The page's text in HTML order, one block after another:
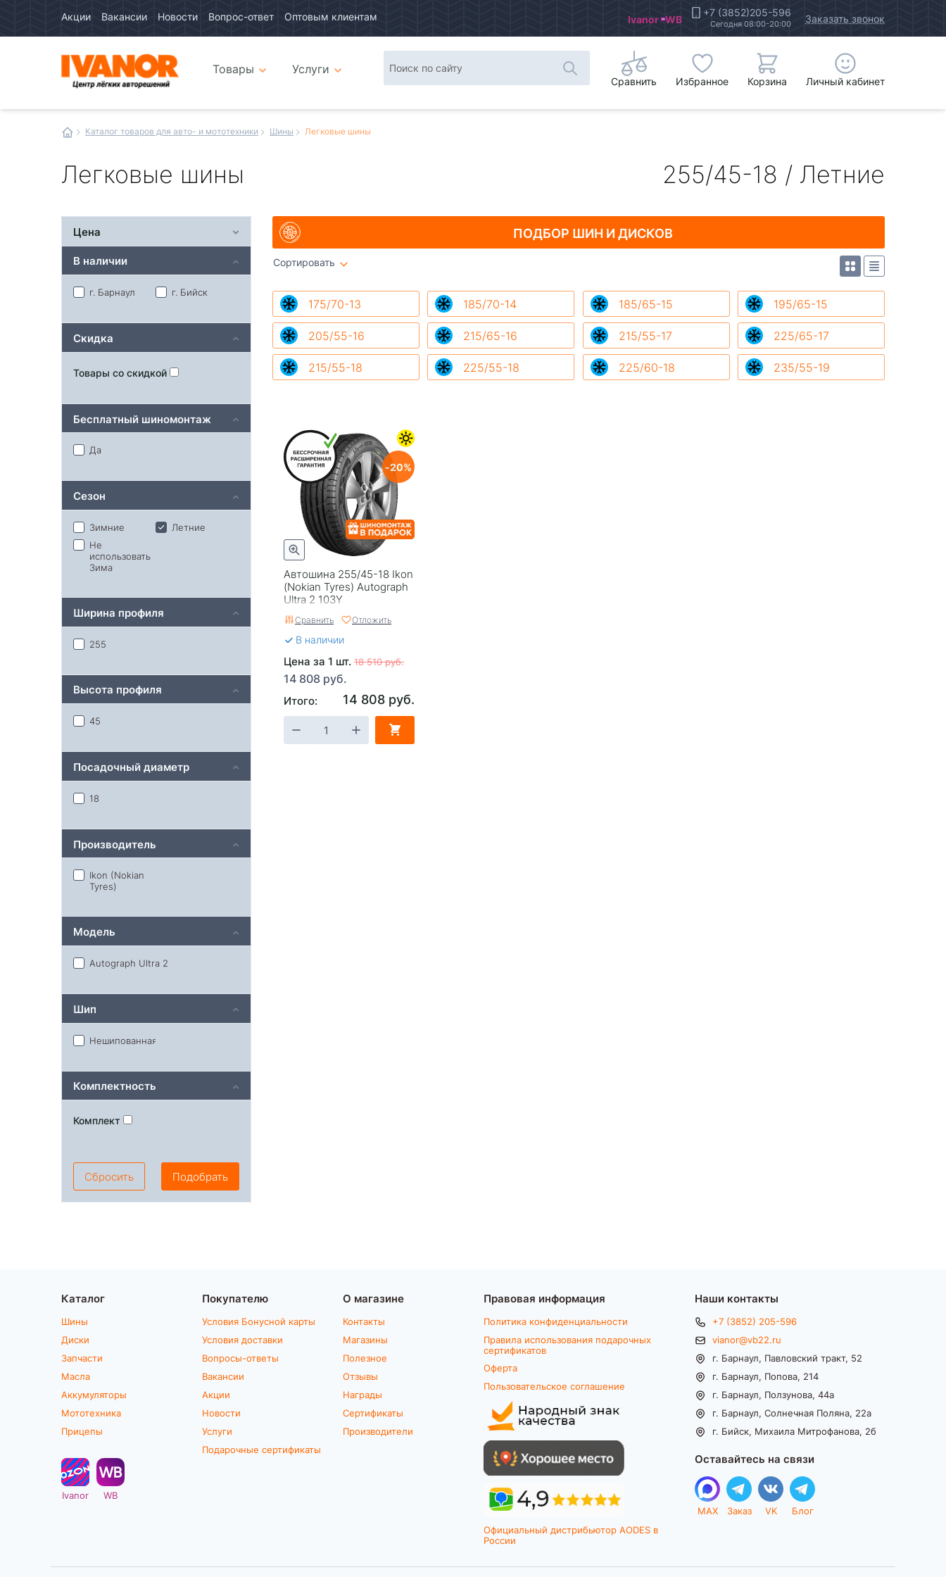
Акции Вакансии Новости Вопрос-ответ Оптовым клиентам Ivanor WB +7 (3852)205-596
Сегодня 08:00-20:00 Заказать звонок
интернетТовары
Услуги
Сравнить Избранное Корзина Личный кабинет
Каталог товаров для авто- и мототехники Шины Легковые шины
Легковые шины 255/45-18 / Летние
ПОДБОР ШИНИ ДИСКОВ
Сортировать
175/70-13 185/70-14 185/65-15 195/65-15
205/55-16 215/65-16 215/55-17 225/65-17
215/55-18 225/55-18 225/60-18 235/55-19
Автошина 255/45-18 Ikon
(Nokian Tyrеs) Autograph
Ultra 2 103Y
20
Сравнить Отложить
В наличии
Цена за 1 шт. 18 510 руб.
14 808 руб.
Итого: 14 808 руб.
Цена
В наличии
г. Барнаул г. Бийск
Скидка
Товары со скидкой
Бесплатный шиномонтаж
Да
Сезон
Зимние
Летние
Не
использовать
Зима
Ширина профиля
255
Высота профиля
45
Посадочный диаметр
18
Производитель
Ikon (Nokian
Tyres)
Модель
Autograph Ultra 2
Шип
Нешипованная
Комплектность
Комплект
Сбросить Подобрать
Каталог
Шины
Диски
Запчасти
Масла
Аккумуляторы
Мототехника
Прицепы
Ivanor WB
Покупателю
Условия Бонусной карты
Условия доставки
Вопросы-ответы
Вакансии
Акции
Новости
Услуги
Подарочные сертификаты
О магазине
Контакты
Магазины
Полезное
Отзывы
Награды
Сертификаты
Производители
Правовая информация
Политика конфиденциальности
Правила использования подарочных
сертификатов
Оферта
Пользовательское соглашение
Официальный дистрибьютор AODES в
России
Наши контакты
+7 (3852) 205-596
vianor@vb22.ru
г. Барнаул, Павловский тракт, 52
г. Барнаул, Попова, 214
г. Барнаул, Ползунова, 44а
г. Барнаул, Солнечная Поляна, 22а
г. Бийск, Михаила Митрофанова, 2б
Оставайтесь на связи
MAX Заказ VK Блог